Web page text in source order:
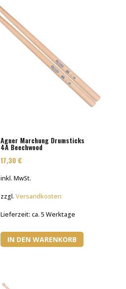
Agner Marchung Drumsticks
4A Beechwood
17,30 €
inkl. MwSt.
zzgl. Versandkosten
Lieferzeit: ca. 5 Werktage
IN DEN WARENKORB